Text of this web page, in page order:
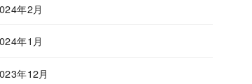
年2月
年1月
年12月